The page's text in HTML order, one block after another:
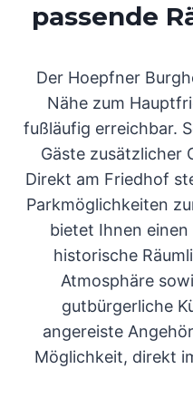
passende
Der Hoepfner
Nähe zum
fußläufig erreichbar.
Gäste zusätzlicher
Direkt am Friedhof
Parkmöglichkeiten
bietet Ihnen
historische
Atmosphäre
gutbürgerliche
angereiste
Möglichkeit, direkt